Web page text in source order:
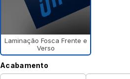
Laminação Fosca Frente e
Verso
Acabamento